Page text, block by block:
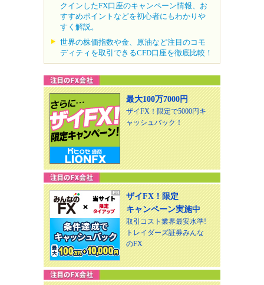
クインしたFX口座のキャンペーン情報、お
すすめポイントなどを初心者にもわかりや
すく解説。
世界の株価指数や金、原油など注目のコモ
ディティを取引できるCFD口座を徹底比較！
最大100万7000円
ザイFX！限定で5000円キ
ャッシュバック！
ザイFX！限定
キャンペーン実施中
取引コスト業界最安水準!
トレイダーズ証券みんな
のFX